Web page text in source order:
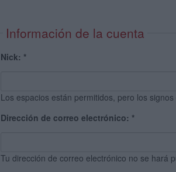
Información de la cuenta
Nick: *
Los espacios están permitidos, pero los
Dirección de correo electrónico: *
Tu dirección de correo electrónico no se hará